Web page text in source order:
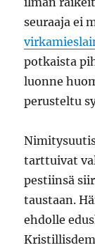
seuraaja ei
potkaista
luonne
perusteltu
tarttuivat
pestiinsä
taustaan.
ehdolle